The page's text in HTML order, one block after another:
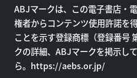
ABJマークは、この電子書店・
権者からコンテンツ使用許諾を
ことを示す登録商標（登録番号
クの詳細、ABJマークを掲示し
ら。 https://aebs.or.jp/